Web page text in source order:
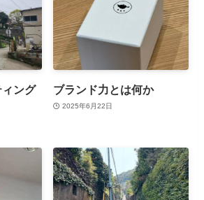
ング
ブランド力とは何か
2025年6月22日